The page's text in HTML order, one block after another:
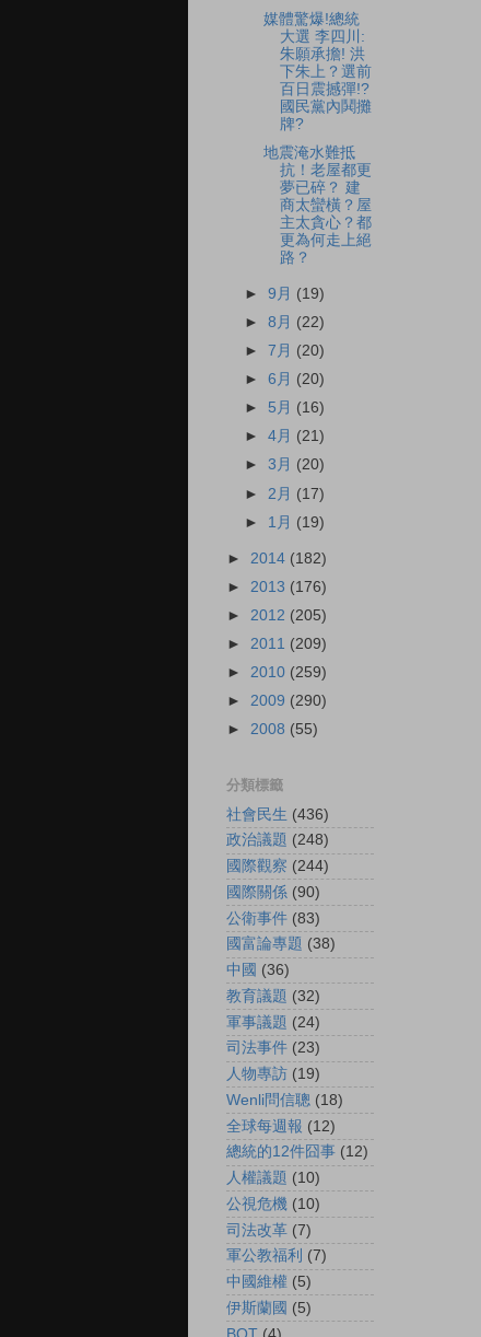
媒體驚爆!總統
大選 李四川:
朱願承擔! 洪
下朱上？選前
百日震撼彈!?
國民黨內鬨攤
牌?
地震淹水難抵
抗！老屋都更
夢已碎？ 建
商太蠻橫？屋
主太貪心？都
更為何走上絕
路？
►9月 (19)
►8月 (22)
►7月 (20)
►6月 (20)
► 5月 (16)
►4月 (21)
►3月 (20)
► 2月 (17)
► 1月 (19)
► 2014 (182)
► 2013 (176)
► 2012 (205)
► 2011 (209)
► 2010 (259)
► 2009 (290)
► 2008 (55)
分類標籤
社會民生 (436)
政治議題 (248)
國際觀察 (244)
國際關係 (90)
公衛事件 (83)
國富論專題 (38)
中國 (36)
教育議題 (32)
軍事議題 (24)
司法事件 (23)
人物專訪 (19)
Wenli問信聰 (18)
全球每週報 (12)
總統的12件囧事 (12)
人權議題 (10)
公視危機 (10)
司法改革 (7)
軍公教福利 (7)
中國維權 (5)
伊斯蘭國 (5)
BOT (4)